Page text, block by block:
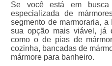
Se você está em
especializada de
segmento de marmoraria,
sua opção mais viável, já
como o de pias de
cozinha, bancadas de
mármore para banheiro.